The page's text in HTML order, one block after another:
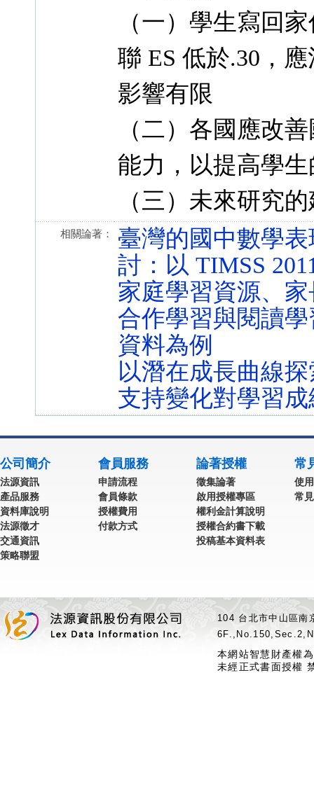
（一）學生寫回
聯 ES 低於.30，
影響有限
（二）各國應改
能力，以提高學
（三）未來研究
相關論著：
臺灣的國中數學
討：以 TIMSS
家庭學習資源、
合作學習與閱讀
資料為例
以潛在成長曲線
支持變化對學習
公司簡介
法源資訊
產品服務
資料庫說明
法源徵才
交通資訊
策略聯盟
會員服務
申請流程
會員條款
授權費用
付款方式
論著授權
徵集論著
啟用授權專區
權利金計算說明
授權合約書下載
投稿基本資料表
常
使
常
104 台北市中山區
本網站智慧財產權
未經正式書面授權